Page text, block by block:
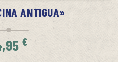
ANTIGUA»
€